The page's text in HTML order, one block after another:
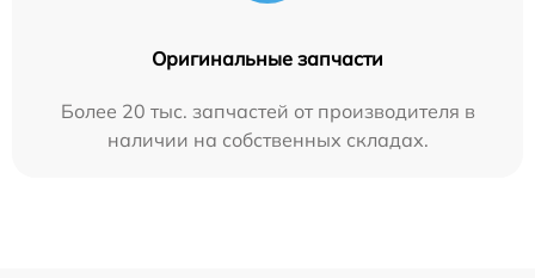
Оригинальные запчасти
Более 20 тыс. запчастей от производителя в
наличии на собственных складах.